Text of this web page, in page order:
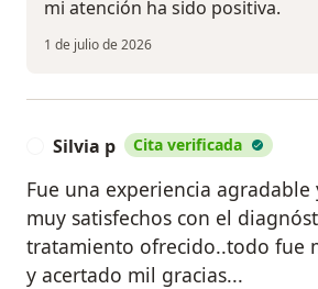
mi atención ha sido positiva.
1 de julio de 2026
Silvia p Cita verificada
Fue una experiencia agradable
muy satisfechos con el
tratamiento ofrecido..todo fue
y acertado mil gracias...